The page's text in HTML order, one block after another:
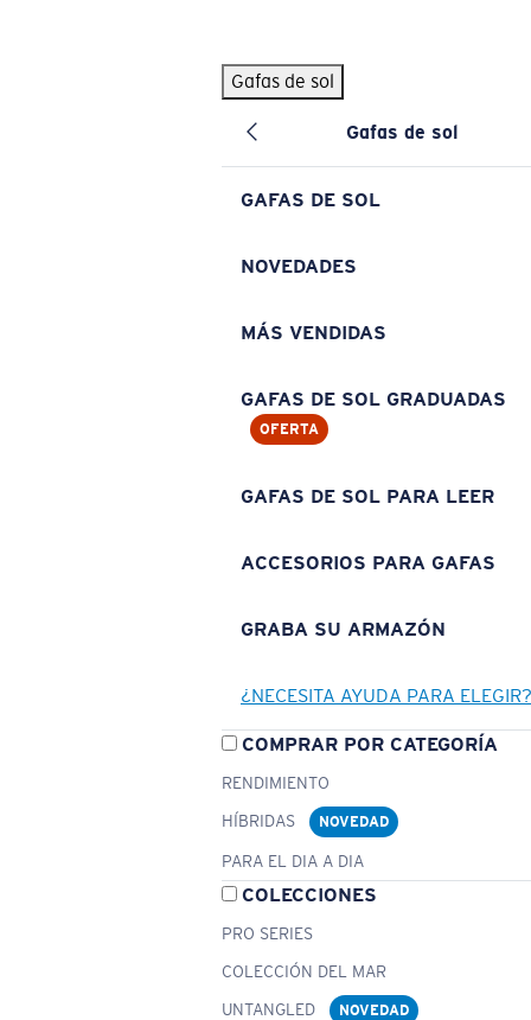
Gafas de sol
Gafas de sol
GAFAS DE SOL
NOVEDADES
MÁS VENDIDAS
GAFAS DE SOL GRADUADAS
OFERTA
GAFAS DE SOL PARA LEER
ACCESORIOS PARA GAFAS
GRABA SU ARMAZÓN
¿NECESITA AYUDA PARA ELEGIR?
COMPRAR POR CATEGORÍA
RENDIMIENTO
HÍBRIDAS
NOVEDAD
PARA EL DIA A DIA
COLECCIONES
PRO SERIES
COLECCIÓN DEL MAR
UNTANGLED
NOVEDAD
BÚSQUEDAS POPULARES
Pilothouse PRO Limited Edition Pack Exclusivo
Gafas de sol personalizadas
Los más vendidos de gafas de sol